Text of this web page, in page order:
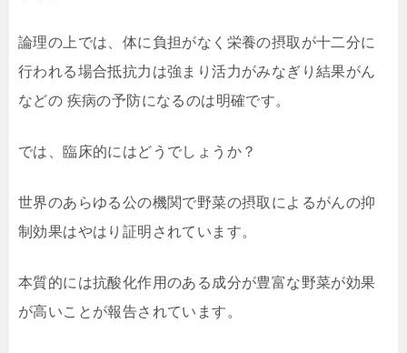
論理の上では、体に負担がなく栄養の摂取が十二分に
行われる場合抵抗力は強まり活力がみなぎり結果がん
などの 疾病の予防になるのは明確です。
では、臨床的にはどうでしょうか？
世界のあらゆる公の機関で野菜の摂取によるがんの抑
制効果はやはり証明されています。
本質的には抗酸化作用のある成分が豊富な野菜が効果
が高いことが報告されています。